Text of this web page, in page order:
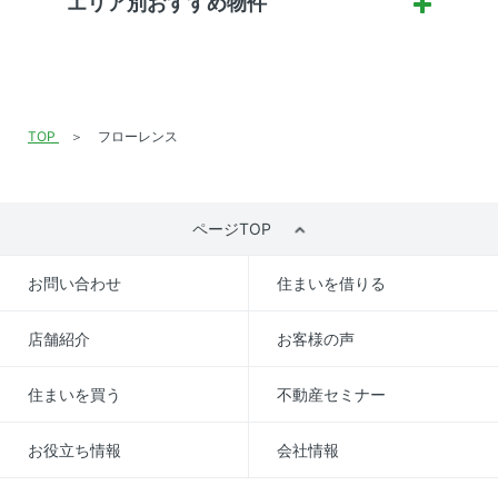
TOP フローレンス
ページTOP
お問い合わせ 住まいを借りる
店舗紹介 お客様の声
住まいを買う 不動産セミナー
お役立ち情報 会社情報